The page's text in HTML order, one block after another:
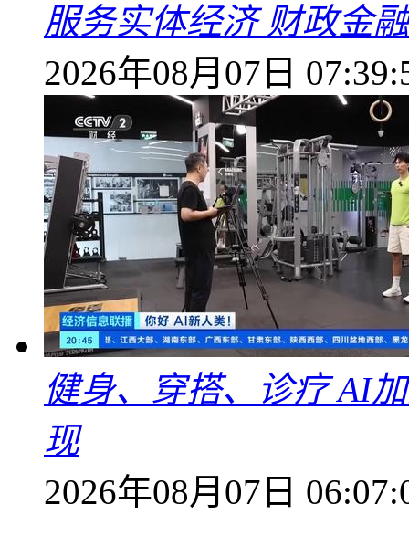
服务实体经济 财政金
2026年08月07日
健身、穿搭、诊疗 AI
现
2026年08月07日